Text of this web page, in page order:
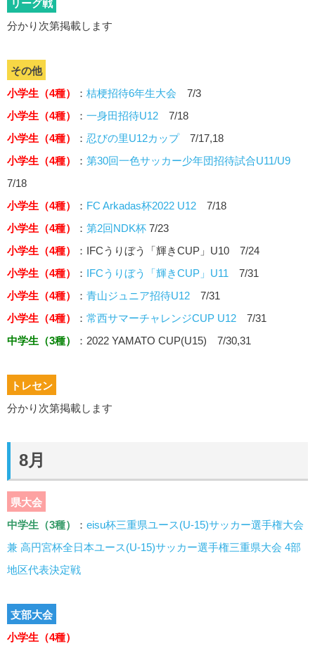
リーグ戦
分かり次第掲載します
その他
小学生（4種）
： 桔梗招待6年生大会 7/3
小学生（4種）
： 一身田招待U12 7/18
小学生（4種）
： 忍びの里U12カップ7/17,18
小学生（4種）
： 第30回一色サッカー少年団招待試合U11/U9
7/18
小学生（4種）
： FC Arkadas杯2022 U12 7/18
小学生（4種）
： 第2回NDK杯 7/23
小学生（4種）
：IFCうりぼう「輝きCUP」U10 7/24
小学生（4種）
： IFCうりぼう「輝きCUP」U11 7/31
小学生（4種）
： 青山ジュニア招待U12 7/31
小学生（4種）
： 常西サマーチャレンジCUP U12 7/31
中学生（3種）
： 2022 YAMATO CUP(U15) 7/30,31
トレセン
分かり次第掲載します
8月
県大会
中学生（3種）
： eisu杯三重県ユース(U-15)サッカー選手権大会
兼 高円宮杯全日本ユース(U-15)サッカー選手権三重県大会 4部
地区代表決定戦
支部大会
小学生（4種）